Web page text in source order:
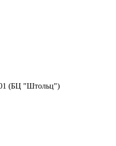
(БЦ "Штольц")